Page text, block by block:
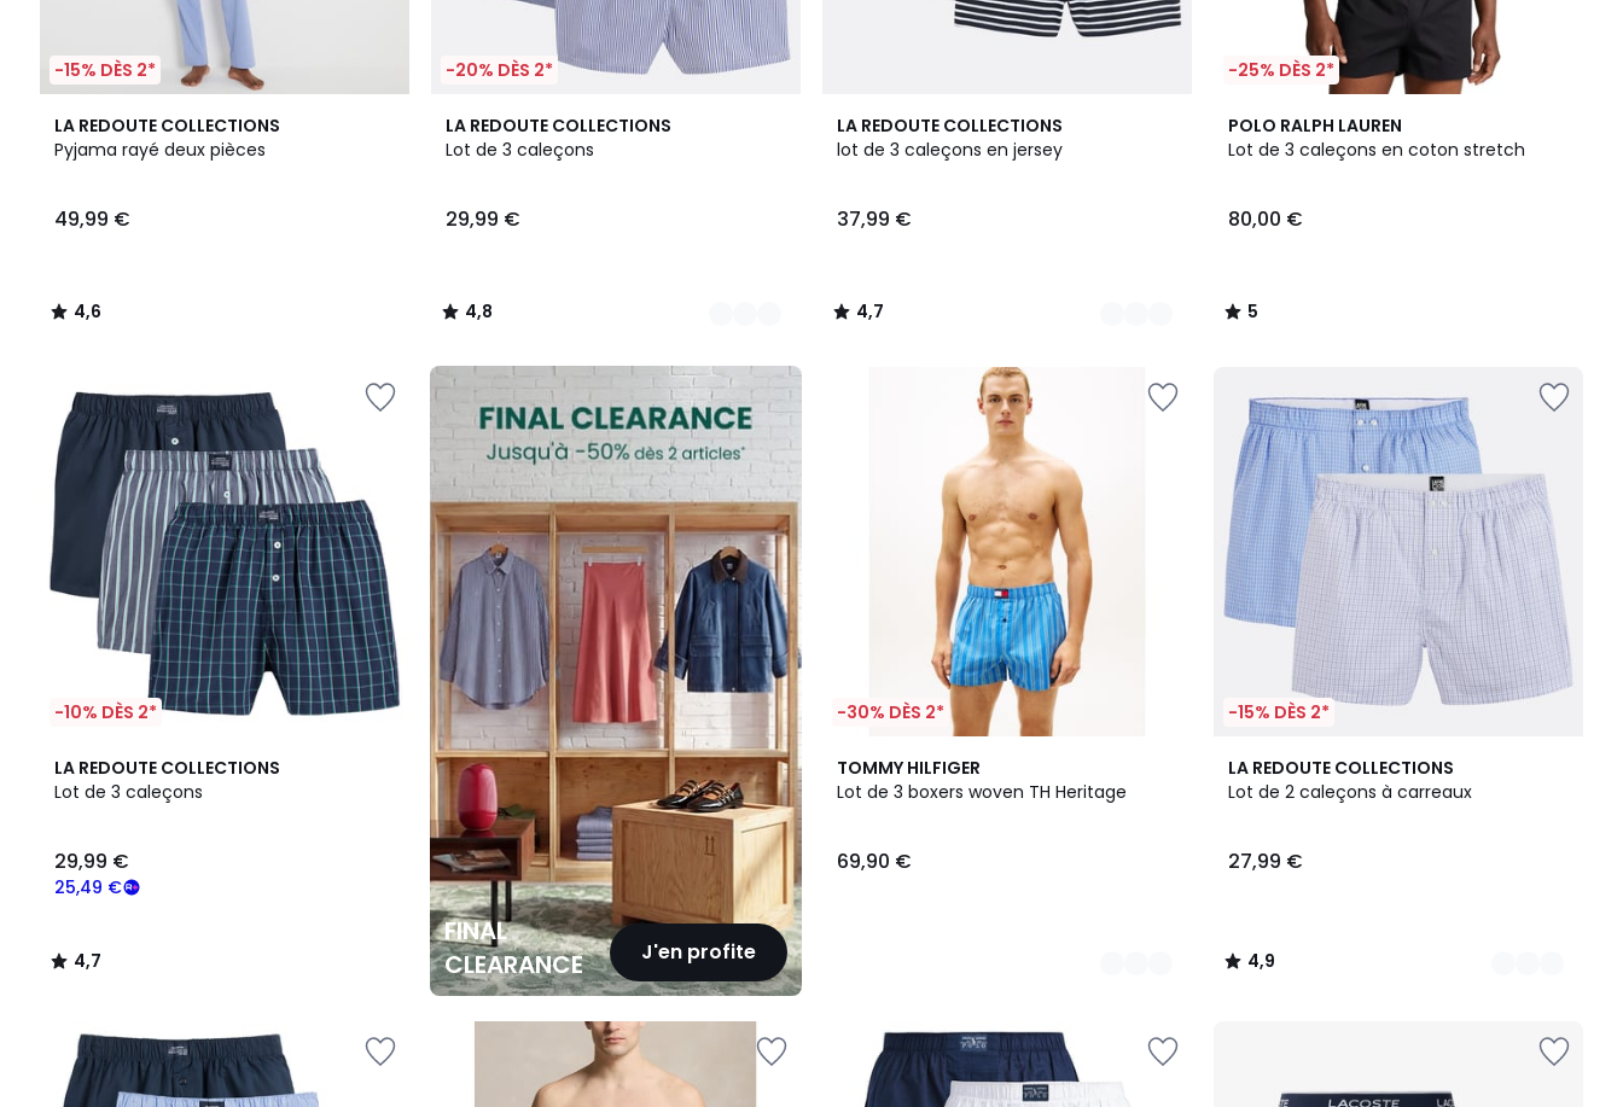
-15% DÈS 2*
LA REDOUTE COLLECTIONS
Pyjama rayé deux pièces
€.
49,99 €
4,6
/ 5
4,6
/
-20% DÈS 2*
LA REDOUTE COLLECTIONS
Lot de 3 caleçons
29,99 €
4,8
/ 5
2
Couleurs
4,8
/
LA REDOUTE COLLECTIONS
lot de 3 caleçons en jersey
37,99 €
4,7
/ 5
2
Couleurs
4,7
/
-25% DÈS 2*
POLO RALPH LAUREN
Lot de 3 caleçons en coton stretch
80,00 €
5
/
5
/
-10% DÈS 2*
LA REDOUTE COLLECTIONS
Lot de 3 caleçons
25,49 €
29,99 €
4,7
/ 5
4,7
/
FINAL
CLEARANCE
J'en profite
FINAL
CLEARANCE
-30% DÈS 2*
TOMMY HILFIGER
Lot de 3 boxers woven TH Heritage
69,90 €
2
Couleurs
-15% DÈS 2*
LA REDOUTE COLLECTIONS
Lot de 2 caleçons à carreaux
27,99 €
4,9
/ 5
2
Couleurs
4,9
/